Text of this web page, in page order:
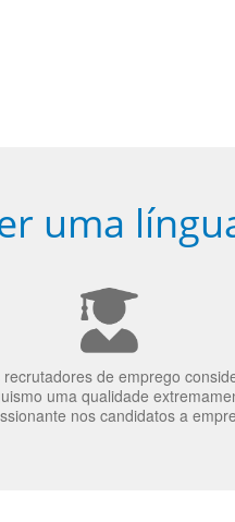
uma
recrutadores de emprego
uma qualidade
nos candidatos a